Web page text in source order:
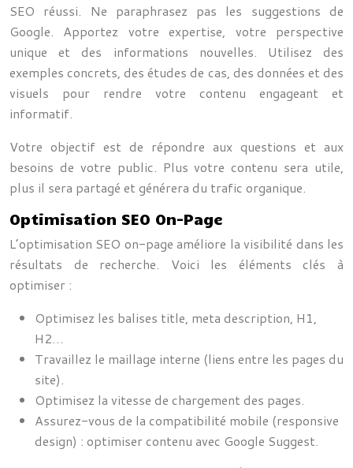
SEO réussi. Ne paraphrasez pas les suggestions de
Google. Apportez votre expertise, votre perspective
unique et des informations nouvelles. Utilisez des
exemples concrets, des études de cas, des données et des
visuels pour rendre votre contenu engageant et
informatif.
Votre objectif est de répondre aux questions et aux
besoins de votre public. Plus votre contenu sera utile,
plus il sera partagé et générera du trafic organique.
Optimisation SEO On-Page
L’optimisation SEO on-page améliore la visibilité dans les
résultats de recherche. Voici les éléments clés à
optimiser :
Optimisez les balises title, meta description, H1,
H2…
Travaillez le maillage interne (liens entre les pages du
site).
Optimisez la vitesse de chargement des pages.
Assurez-vous de la compatibilité mobile (responsive
design) : optimiser contenu avec Google Suggest.